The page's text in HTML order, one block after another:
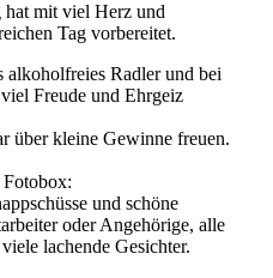
hat mit viel Herz und
Tag vorbereitet.
alkoholfreies Radler und bei
Freude und Ehrgeiz
über kleine Gewinne freuen.
und schöne
oder Angehörige, alle
lachende Gesichter.